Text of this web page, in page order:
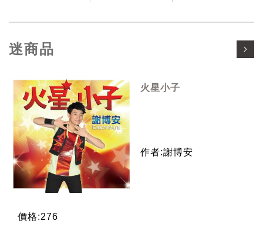
迷商品
火星小子
作者:謝博安
價格:276